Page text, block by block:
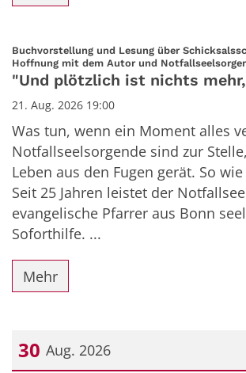
Buchvorstellung und Lesung über
Hoffnung mit dem Autor und
"Und plötzlich ist nichts
21. Aug. 2026 19:00
Was tun, wenn ein Moment alles
Notfallseelsorgende sind zur
Leben aus den Fugen gerät. So
Seit 25 Jahren leistet der
evangelische Pfarrer aus Bonn
Soforthilfe. ...
Mehr
30 Aug. 2026